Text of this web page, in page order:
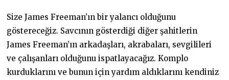
Size James Freeman’ın bir yalancı olduğunu
göstereceğiz. Savcının gösterdiği diğer şahitlerin
James Freeman’ın arkadaşları, akrabaları, sevgilileri
ve çalışanları olduğunu ispatlayacağız. Komplo
kurduklarını ve bunun için yardım aldıklarını kendiniz